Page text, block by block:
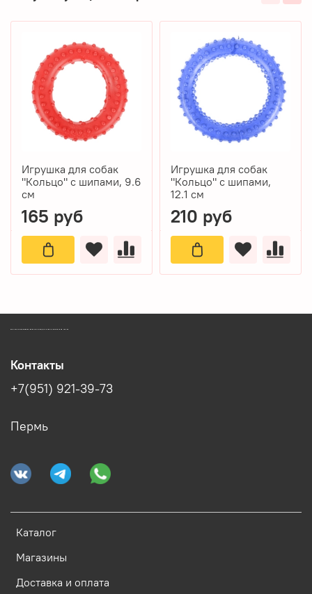
Игрушка для собак
"Кольцо" с шипами, 9.6
см
165 руб
Игрушка для собак
"Кольцо" с шипами,
12.1 см
210 руб
Каталог
Магазины
Доставка и оплата
Контакты
+7(951) 921-39-73
Пермь